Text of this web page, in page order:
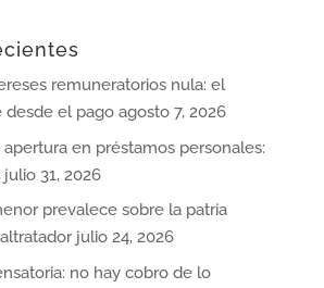
remuneratorios nula: el
desde el pago agosto 7, 2026
en préstamos personales:
julio 31, 2026
prevalece sobre la patria
julio 24, 2026
no hay cobro de lo